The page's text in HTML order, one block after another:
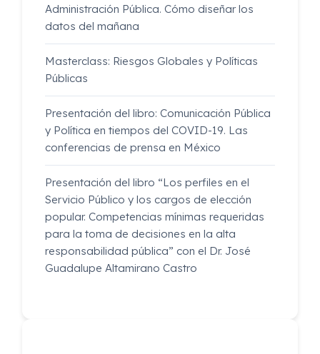
Administración Pública. Cómo diseñar los
datos del mañana
Masterclass: Riesgos Globales y Políticas
Públicas
Presentación del libro: Comunicación Pública
y Política en tiempos del COVID-19. Las
conferencias de prensa en México
Presentación del libro “Los perfiles en el
Servicio Público y los cargos de elección
popular. Competencias mínimas requeridas
para la toma de decisiones en la alta
responsabilidad pública” con el Dr. José
Guadalupe Altamirano Castro